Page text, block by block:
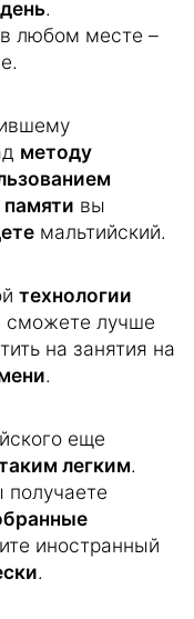
.
любом месте –
методу
вы
мальтийский.
технологии
сможете лучше
на занятия на
.
еще
легким.
иностранный
.